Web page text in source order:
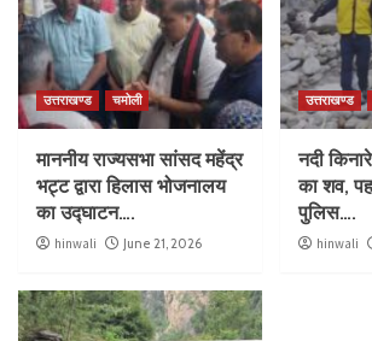
उत्तराखण्ड चमोली
माननीय राज्यसभा सांसद महेंद्र
भट्ट द्वारा हिलास भोजनालय
का उद्घाटन….
hinwali June 21, 2026
उत्तराखण्ड
नदी
का शव,
पुलिस….
hinwali